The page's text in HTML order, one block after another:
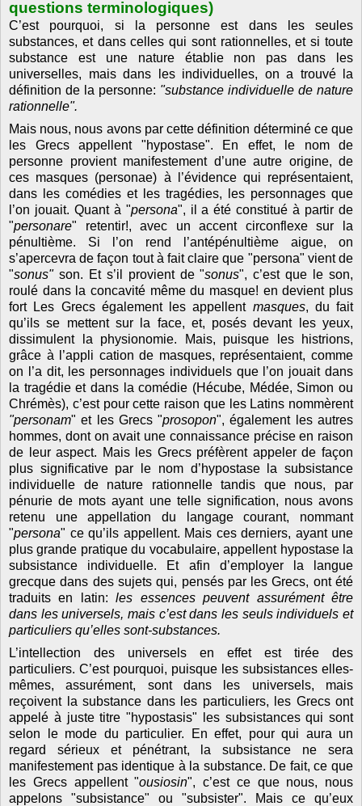
questions terminologiques)
C’est pourquoi, si la personne est dans les seules
substances, et dans celles qui sont rationnelles, et si toute
substance est une nature établie non pas dans les
universelles, mais dans les individuelles, on a trouvé la
définition de la personne: "substance individuelle de nature
rationnelle".
Mais nous, nous avons par cette définition déterminé ce que
les Grecs appellent "hypostase". En effet, le nom de
personne provient manifestement d’une autre origine, de
ces masques (personae) à l’évidence qui représentaient,
dans les comédies et les tragédies, les personnages que
l’on jouait. Quant à "persona", il a été constitué à partir de
"personare" retentir!, avec un accent circonflexe sur la
pénultième. Si l’on rend l’antépénultième aigue, on
s’apercevra de façon tout à fait claire que "persona" vient de
"sonus" son. Et s’il provient de "sonus", c’est que le son,
roulé dans la concavité même du masque! en devient plus
fort Les Grecs également les appellent masques, du fait
qu’ils se mettent sur la face, et, posés devant les yeux,
dissimulent la physionomie. Mais, puisque les histrions,
grâce à l’appli cation de masques, représentaient, comme
on l’a dit, les personnages individuels que l’on jouait dans
la tragédie et dans la comédie (Hécube, Médée, Simon ou
Chrémès), c’est pour cette raison que les Latins nommèrent
"personam" et les Grecs "prosopon", également les autres
hommes, dont on avait une connaissance précise en raison
de leur aspect. Mais les Grecs préfèrent appeler de façon
plus significative par le nom d’hypostase la subsistance
individuelle de nature rationnelle tandis que nous, par
pénurie de mots ayant une telle signification, nous avons
retenu une appellation du langage courant, nommant
"persona" ce qu’ils appellent. Mais ces derniers, ayant une
plus grande pratique du vocabulaire, appellent hypostase la
subsistance individuelle. Et afin d’employer la langue
grecque dans des sujets qui, pensés par les Grecs, ont été
traduits en latin:les essences peuvent assurément être
dans les universels, mais c’est dans les seuls individuels et
particuliers qu’elles sont-substances.
L’intellection des universels en effet est tirée des
particuliers. C’est pourquoi, puisque les subsistances elles-
mêmes, assurément, sont dans les universels, mais
reçoivent la substance dans les particuliers, les Grecs ont
appelé à juste titre "hypostasis" les subsistances qui sont
selon le mode du particulier. En effet, pour qui aura un
regard sérieux et pénétrant, la subsistance ne sera
manifestement pas identique à la substance. De fait, ce que
les Grecs appellent "ousiosin", c’est ce que nous, nous
appelons "subsistance" ou "subsister". Mais ce qu’eux